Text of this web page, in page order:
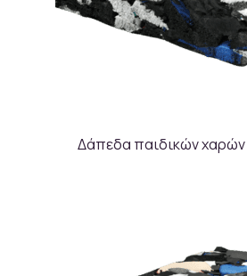
Δάπεδα παιδικών χαρών